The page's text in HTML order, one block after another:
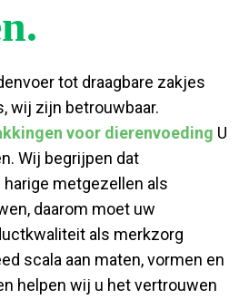
tot draagbare zakjes
wij zijn betrouwbaar.
voor dierenvoeding U
Wij begrijpen dat
metgezellen als
daarom moet uw
als merkzorg
scala aan maten, vormen en
helpen wij u het vertrouwen